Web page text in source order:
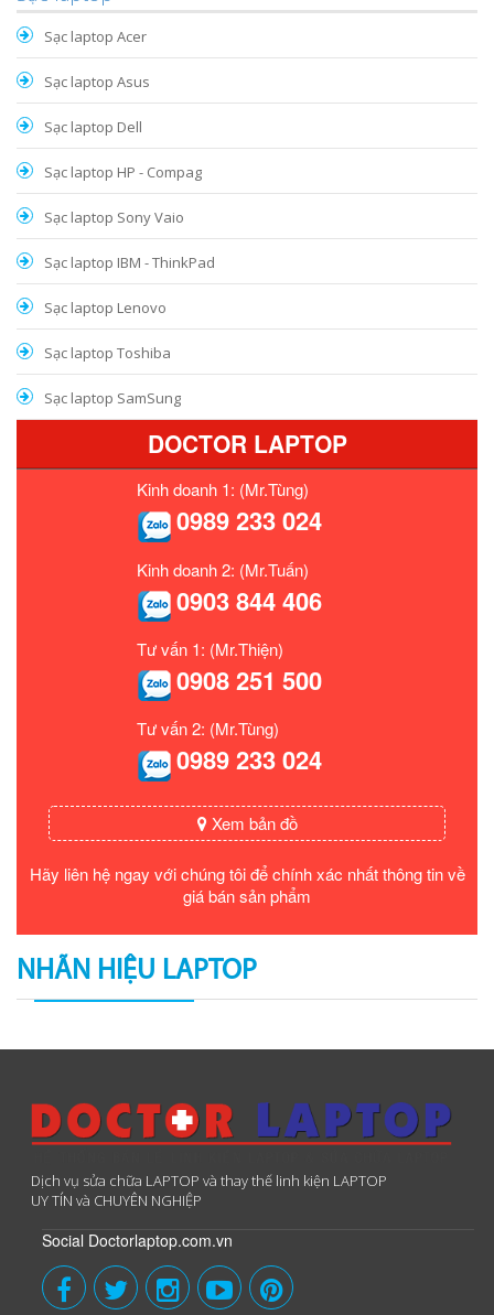
Sạc laptop Acer
Sạc laptop Asus
Sạc laptop Dell
Sạc laptop HP - Compag
Sạc laptop Sony Vaio
Sạc laptop IBM - ThinkPad
Sạc laptop Lenovo
Sạc laptop Toshiba
Sạc laptop SamSung
DOCTOR LAPTOP
Kinh doanh 1: (Mr.Tùng)
0989 233 024
Kinh doanh 2: (Mr.Tuấn)
0903 844 406
Tư vấn 1: (Mr.Thiện)
0908 251 500
Tư vấn 2: (Mr.Tùng)
0989 233 024
Xem bản đồ
Hãy liên hệ ngay với chúng tôi để chính xác nhất thông tin về
giá bán sản phẩm
NHÃN HIỆU LAPTOP
Dịch vụ sửa chữa LAPTOP và thay thế linh kiện LAPTOP
UY TÍN và CHUYÊN NGHIỆP
Social Doctorlaptop.com.vn